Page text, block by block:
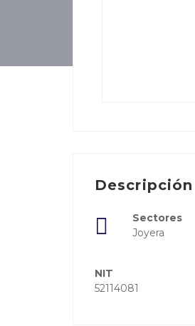
Descripción
Sectores
Joyera
NIT
52114081